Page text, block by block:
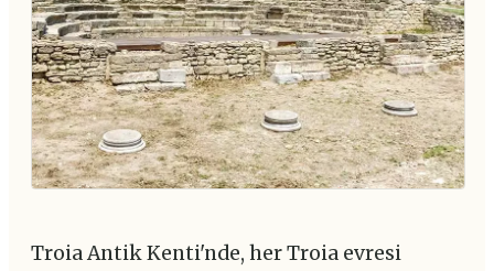
Troia Antik Kenti'nde, her Troia evresi